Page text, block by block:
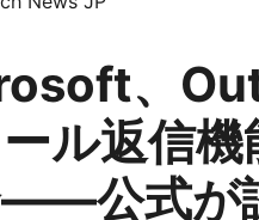
、
ル返信機
公式が